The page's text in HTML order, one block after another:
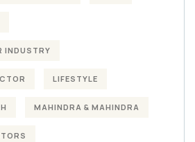
INDUSTRY
LIFESTYLE
MAHINDRA & MAHINDRA